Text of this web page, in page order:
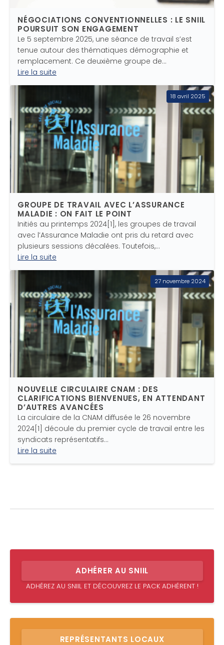
NÉGOCIATIONS CONVENTIONNELLES : LE SNIIL
POURSUIT SON ENGAGEMENT
Le 5 septembre 2025, une séance de travail s’est
tenue autour des thématiques démographie et
remplacement. Ce deuxième groupe de…
Lire la suite
18 avril 2025
GROUPE DE TRAVAIL AVEC L’ASSURANCE
MALADIE : ON FAIT LE POINT
Initiés au printemps 2024[1], les groupes de travail
avec l’Assurance Maladie ont pris du retard avec
plusieurs sessions décalées. Toutefois,…
Lire la suite
27 novembre 2024
NOUVELLE CIRCULAIRE CNAM : DES
CLARIFICATIONS BIENVENUES, EN ATTENDANT
D’AUTRES AVANCÉES
La circulaire de la CNAM diffusée le 26 novembre
2024[1] découle du premier cycle de travail entre les
syndicats représentatifs…
Lire la suite
ADHÉRER AU SNIIL
ADHÉREZ AU SNIIL ET DÉCOUVREZ LE PACK ADHÉRENT !
REPRÉSENTANTS LOCAUX